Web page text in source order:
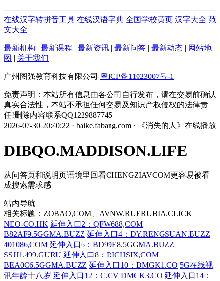
在线汉字转拼音工具 在线汉语字典 全国学校黄页 汉字大全 范
文大全
最新机构 | 最新课程 | 最新资讯 | 最新问答 | 最新动态 | 网站地
图 | 关于我们
广州图强教育科技有限公司 粤ICP备11023007号-1
免责声明：本站所有信息由各公司自行发布，请在交易前确认
真实合法性，本站不承担任何交易及知识产权侵权的法律责
任!删除内容联系QQ1229887745
2026-07-30 20:40:22 · baike.fabang.com · 《消失的人》在线播放
DIBQO.MADDISON.LIFE
从问答页和说明页语境里回看CHENGZIAVCOM更容易被看
成搜索需求感
站内导航
相关标题：ZOBAO,COM、AVNW.RUERUBIA.CLICK
NEO-CO.HK 延伸入口2：QFW688,COM
B82AF9.5GGMA.BUZZ 延伸入口4：DY.RENGSUAN.BUZZ
401086,COM 延伸入口6：BD99E8.5GGMA.BUZZ
SSJJ1.499.GURU 延伸入口8：RICHSIX,COM
BEA0C6.5GGMA.BUZZ 延伸入口10：DMGK1.CO 5G在线视
讯年龄十八岁 延伸入口12：C.CV DMGK3.CO 延伸入口14：